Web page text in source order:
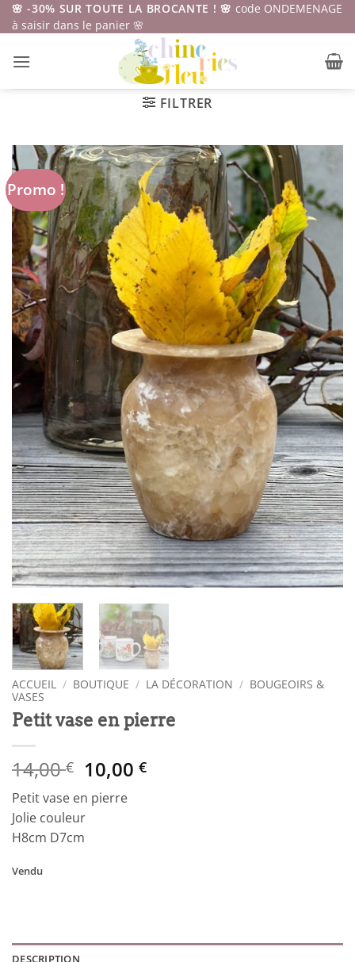
Passer
au
🌸 -30% SUR TOUTE LA BROCANTE ! 🌸 code ONDEMENAGE
à saisir dans le panier 🌸
FILTRER
Promo !
ACCUEIL / BOUTIQUE / LA DÉCORATION / BOUGEOIRS &
VASES
Petit vase en pierre
14,00€ Le
prix
initial
était :
14,00 €.
10,00€Le
Petit vase en pierre
Jolie couleur
H8cm D7cm
Vendu
DESCRIPTION